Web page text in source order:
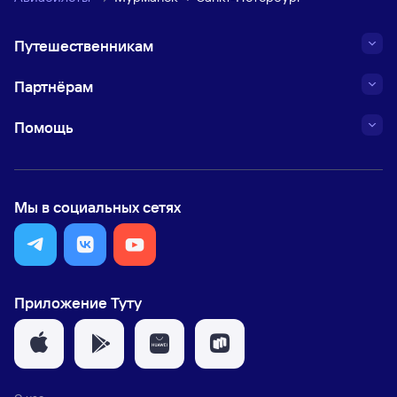
Путешественникам
Партнёрам
Помощь
Мы в социальных сетях
Приложение Туту